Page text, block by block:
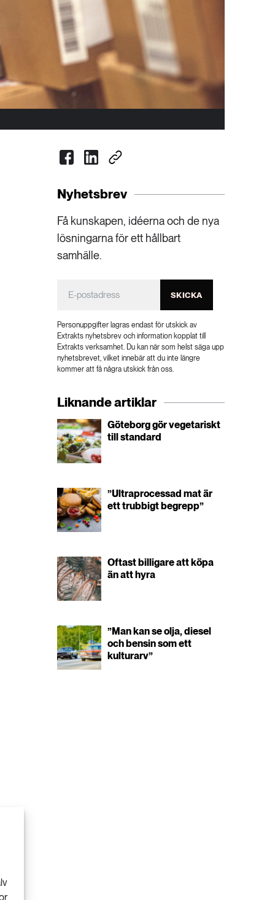
Nyhetsbrev
Få kunskapen, idéerna och de nya
lösningarna för ett hållbart
samhälle.
SKICKA
Personuppgifter lagras endast för utskick av
Extrakts nyhetsbrev och information kopplat till
Extrakts verksamhet. Du kan när som helst säga upp
nyhetsbrevet, vilket innebär att du inte längre
kommer att få några utskick från oss.
Liknande artiklar
Göteborg gör vegetariskt
till standard
”Ultraprocessad mat är
ett trubbigt begrepp”
Oftast billigare att köpa
än att hyra
”Man kan se olja, diesel
och bensin som ett
kulturarv”